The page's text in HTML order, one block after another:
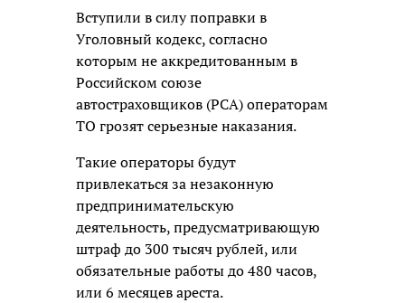
Вступили в силу поправки в
Уголовный кодекс, согласно
которым не аккредитованным в
Российском союзе
автостраховщиков (РСА) операторам
ТО грозят серьезные наказания.
Такие операторы будут
привлекаться за незаконную
предпринимательскую
деятельность, предусматривающую
штраф до 300 тысяч рублей, или
обязательные работы до 480 часов,
или 6 месяцев ареста.